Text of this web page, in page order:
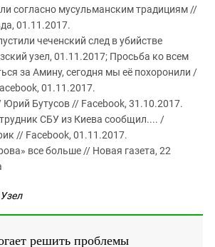
согласно мусульманским традициям //
01.11.2017.
чеченский след в убийстве
узел, 01.11.2017; Просьба ко всем
за Амину, сегодня мы её похоронили /
01.11.2017.
Бутусов // Facebook, 31.10.2017.
СБУ из Киева сообщил.... /
// Facebook, 01.11.2017.
все больше // Новая газета, 22
решить проблемы